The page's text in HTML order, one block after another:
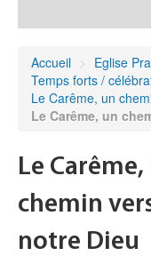
Démarches et
Agenda diocésain
Je donne
Accueil > Eglise
Temps forts /
Le Carême, un
Le Carême, un
Le Carême,
chemin
notre Dieu